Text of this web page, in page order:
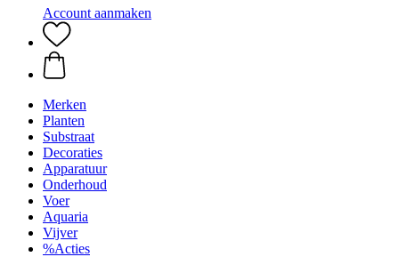
Account aanmaken
Merken
Planten
Substraat
Decoraties
Apparatuur
Onderhoud
Voer
Aquaria
Vijver
%Acties